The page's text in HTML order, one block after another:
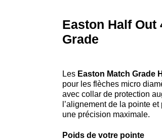
Easton Half Out
Grade
Les Easton Match Grade
pour les flèches micro
avec collar de protection
l’alignement de la pointe
une précision maximale.
Poids de votre pointe